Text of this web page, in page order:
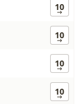
10
10
10
10